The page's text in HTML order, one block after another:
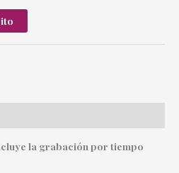
la grabación por tiempo